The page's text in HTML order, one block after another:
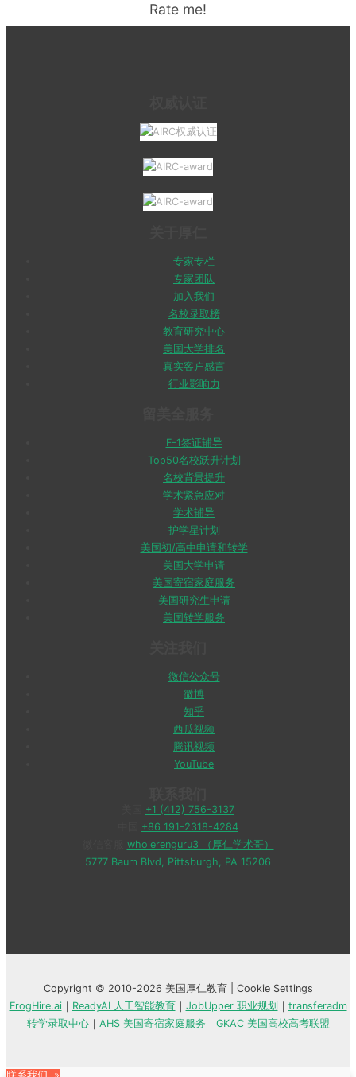
Rate me!
专家专栏
专家团队
加入我们
名校录取榜
教育研究中心
美国大学排名
真实客户感言
行业影响力
F-1签证辅导
Top50名校跃升计划
名校背景提升
学术紧急应对
学术辅导
护学星计划
美国初/高中申请和转学
美国大学申请
美国寄宿家庭服务
美国研究生申请
美国转学服务
微信公众号
微博
知乎
西瓜视频
腾讯视频
YouTube
+1 (412) 756-3137
+86 191-2318-4284
wholerenguru3 （厚仁学术哥）
5777 Baum Blvd, Pittsburgh, PA 15206
Copyright © 2010-2026 美国厚仁教育 | Cookie Settings
FrogHire.ai｜ ReadyAI 人工智能教育｜ JobUpper 职业规划 ｜ transferadm
转学录取中心｜ AHS 美国寄宿家庭服务 ｜ GKAC 美国高校高考联盟